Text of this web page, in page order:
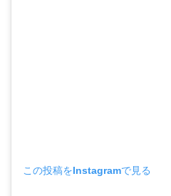
この投稿をInstagramで見る